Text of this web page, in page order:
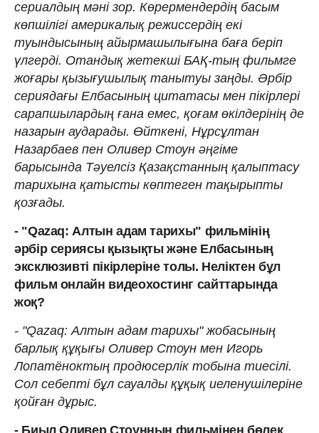
сериалдың мәні зор. Көрермендердің басым
көпшілігі америкалық режиссердің екі
туындысының айырмашылығына баға беріп
үлгерді. Отандық жетекші БАҚ-тың фильмге
жоғары қызығушылық танытуы заңды. Әрбір
сериядағы Елбасының цитатасы мен пікірлері
сарапшылардың ғана емес, қоғам өкілдерінің де
назарын аударады. Өйткені, Нұрсұлтан
Назарбаев пен Оливер Стоун әңгіме
барысында Тәуелсіз Қазақстанның қалыптасу
тарихына қатысты көптеген тақырыпты
қозғады.
- "Qazaq: Алтын адам тарихы" фильмінің
әрбір сериясы қызықты және Елбасының
эксклюзивті пікірлеріне толы. Неліктен бұл
фильм онлайн видеохостинг сайттарында
жоқ?
- "Qazaq: Алтын адам тарихы" жобасының
барлық құқығы Оливер Стоун мен Игорь
Лопатёноктың продюсерлік тобына тиесілі.
Сол себепті бұл сауалды құқық иеленушілеріне
қойған дұрыс.
- Биыл Оливер Стоунның фильмінен бөлек